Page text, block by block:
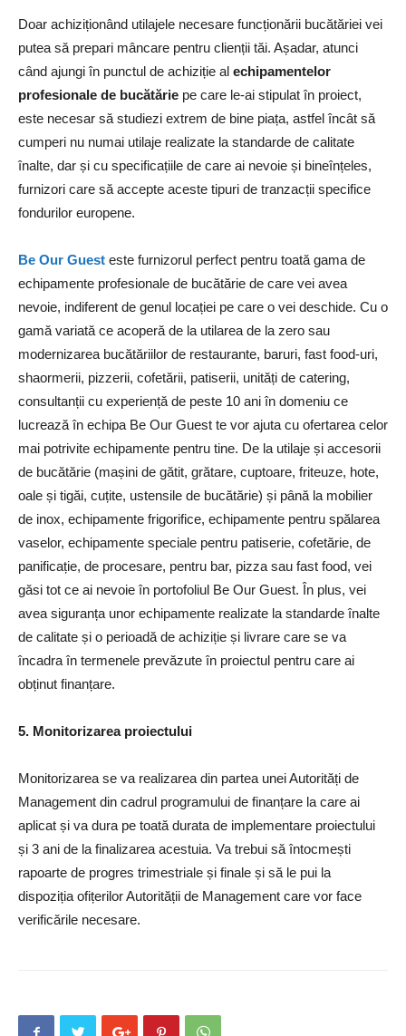
Doar achiziționând utilajele necesare funcționării bucătăriei vei
putea să prepari mâncare pentru clienții tăi. Așadar, atunci
când ajungi în punctul de achiziție al echipamentelor
profesionale de bucătărie pe care le-ai stipulat în proiect,
este necesar să studiezi extrem de bine piața, astfel încât să
cumperi nu numai utilaje realizate la standarde de calitate
înalte, dar și cu specificațiile de care ai nevoie și bineînțeles,
furnizori care să accepte aceste tipuri de tranzacții specifice
fondurilor europene.
Be Our Guest este furnizorul perfect pentru toată gama de
echipamente profesionale de bucătărie de care vei avea
nevoie, indiferent de genul locației pe care o vei deschide. Cu o
gamă variată ce acoperă de la utilarea de la zero sau
modernizarea bucătăriilor de restaurante, baruri, fast food-uri,
shaormerii, pizzerii, cofetării, patiserii, unități de catering,
consultanții cu experiență de peste 10 ani în domeniu ce
lucrează în echipa Be Our Guest te vor ajuta cu ofertarea celor
mai potrivite echipamente pentru tine. De la utilaje și accesorii
de bucătărie (mașini de gătit, grătare, cuptoare, friteuze, hote,
oale și tigăi, cuțite, ustensile de bucătărie) și până la mobilier
de inox, echipamente frigorifice, echipamente pentru spălarea
vaselor, echipamente speciale pentru patiserie, cofetărie, de
panificație, de procesare, pentru bar, pizza sau fast food, vei
găsi tot ce ai nevoie în portofoliul Be Our Guest. În plus, vei
avea siguranța unor echipamente realizate la standarde înalte
de calitate și o perioadă de achiziție și livrare care se va
încadra în termenele prevăzute în proiectul pentru care ai
obținut finanțare.
5. Monitorizarea proiectului
Monitorizarea se va realizarea din partea unei Autorități de
Management din cadrul programului de finanțare la care ai
aplicat și va dura pe toată durata de implementare proiectului
și 3 ani de la finalizarea acestuia. Va trebui să întocmești
rapoarte de progres trimestriale și finale și să le pui la
dispoziția ofițerilor Autorității de Management care vor face
verificările necesare.